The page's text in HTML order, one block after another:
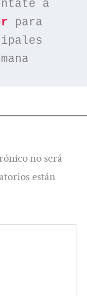
a
para
no será
están